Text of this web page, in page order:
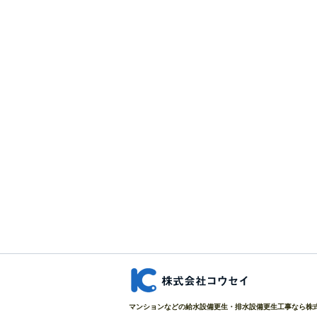
マンションなどの給水設備更生・排水設備更生工事なら株